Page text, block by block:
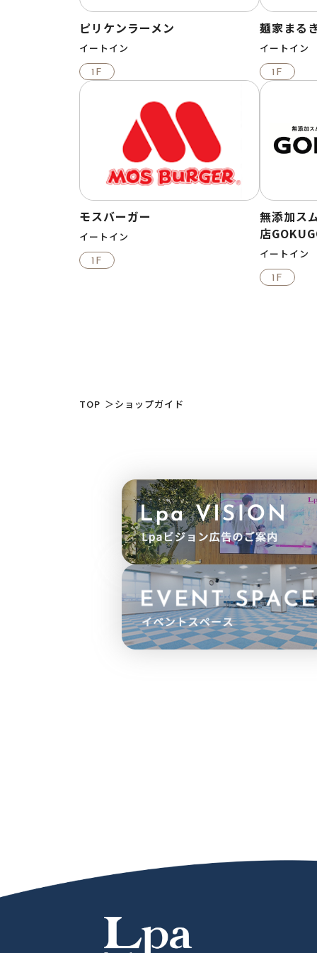
ピリケンラーメン
イートイン
1F
麺家まる
イートイン
1F
モスバーガー
イートイン
1F
無添加ス
店
イートイン
1F
TOP ＞ショップガイド